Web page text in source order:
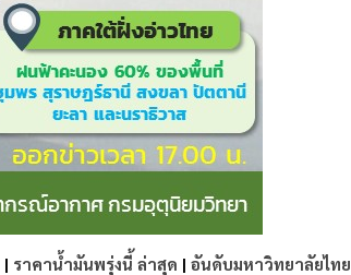
| ราคาน้ำมันพรุ่งนี้ ล่าสุด | อันดับมหาวิทยาลัยไทย